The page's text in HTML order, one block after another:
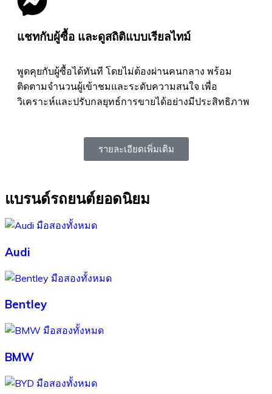
แชทกับผู้ซื้อ และดูสถิติแบบเรียลไทม์
พูดคุยกับผู้ซื้อได้ทันที โดยไม่ต้องผ่านคนกลาง พร้อม
ติดตามจำนวนผู้เข้าชมและระดับความสนใจ เพื่อ
วิเคราะห์และปรับกลยุทธ์การขายได้อย่างมีประสิทธิภาพ
รายละเอียดเพิ่มเติม
แบรนด์รถยนต์ยอดนิยม
Audi
Bentley
BMW